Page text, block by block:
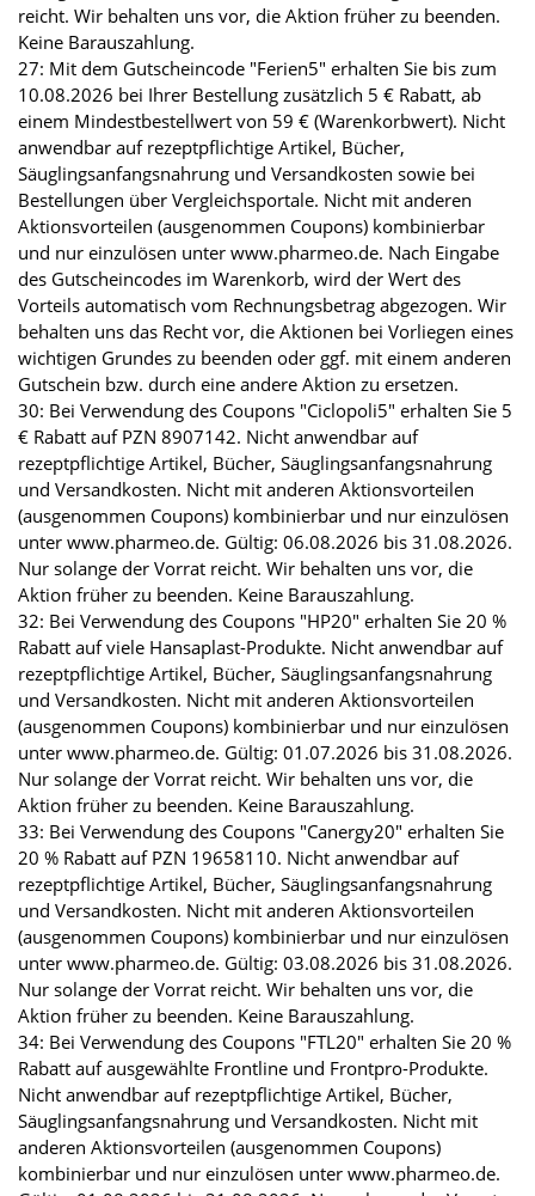
reicht. Wir behalten uns vor, die Aktion früher zu beenden.
Keine Barauszahlung.
27: Mit dem Gutscheincode "Ferien5" erhalten Sie bis zum
10.08.2026 bei Ihrer Bestellung zusätzlich 5 € Rabatt, ab
einem Mindestbestellwert von 59 € (Warenkorbwert). Nicht
anwendbar auf rezeptpflichtige Artikel, Bücher,
Säuglingsanfangsnahrung und Versandkosten sowie bei
Bestellungen über Vergleichsportale. Nicht mit anderen
Aktionsvorteilen (ausgenommen Coupons) kombinierbar
und nur einzulösen unter www.pharmeo.de. Nach Eingabe
des Gutscheincodes im Warenkorb, wird der Wert des
Vorteils automatisch vom Rechnungsbetrag abgezogen. Wir
behalten uns das Recht vor, die Aktionen bei Vorliegen eines
wichtigen Grundes zu beenden oder ggf. mit einem anderen
Gutschein bzw. durch eine andere Aktion zu ersetzen.
30: Bei Verwendung des Coupons "Ciclopoli5" erhalten Sie 5
€ Rabatt auf PZN 8907142. Nicht anwendbar auf
rezeptpflichtige Artikel, Bücher, Säuglingsanfangsnahrung
und Versandkosten. Nicht mit anderen Aktionsvorteilen
(ausgenommen Coupons) kombinierbar und nur einzulösen
unter www.pharmeo.de. Gültig: 06.08.2026 bis 31.08.2026.
Nur solange der Vorrat reicht. Wir behalten uns vor, die
Aktion früher zu beenden. Keine Barauszahlung.
32: Bei Verwendung des Coupons "HP20" erhalten Sie 20 %
Rabatt auf viele Hansaplast-Produkte. Nicht anwendbar auf
rezeptpflichtige Artikel, Bücher, Säuglingsanfangsnahrung
und Versandkosten. Nicht mit anderen Aktionsvorteilen
(ausgenommen Coupons) kombinierbar und nur einzulösen
unter www.pharmeo.de. Gültig: 01.07.2026 bis 31.08.2026.
Nur solange der Vorrat reicht. Wir behalten uns vor, die
Aktion früher zu beenden. Keine Barauszahlung.
33: Bei Verwendung des Coupons "Canergy20" erhalten Sie
20 % Rabatt auf PZN 19658110. Nicht anwendbar auf
rezeptpflichtige Artikel, Bücher, Säuglingsanfangsnahrung
und Versandkosten. Nicht mit anderen Aktionsvorteilen
(ausgenommen Coupons) kombinierbar und nur einzulösen
unter www.pharmeo.de. Gültig: 03.08.2026 bis 31.08.2026.
Nur solange der Vorrat reicht. Wir behalten uns vor, die
Aktion früher zu beenden. Keine Barauszahlung.
34: Bei Verwendung des Coupons "FTL20" erhalten Sie 20 %
Rabatt auf ausgewählte Frontline und Frontpro-Produkte.
Nicht anwendbar auf rezeptpflichtige Artikel, Bücher,
Säuglingsanfangsnahrung und Versandkosten. Nicht mit
anderen Aktionsvorteilen (ausgenommen Coupons)
kombinierbar und nur einzulösen unter www.pharmeo.de.